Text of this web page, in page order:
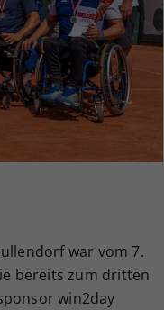
war vom 7.
bereits zum dritten
win2day
Einstellungen, falls der
dies eingestellt hat.